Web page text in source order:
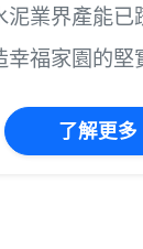
泥業界產能已
幸福家園的堅
了解更多